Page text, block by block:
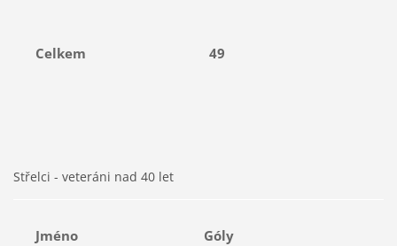
Celkem 49
Střelci - veteráni nad 40 let
Jméno Góly